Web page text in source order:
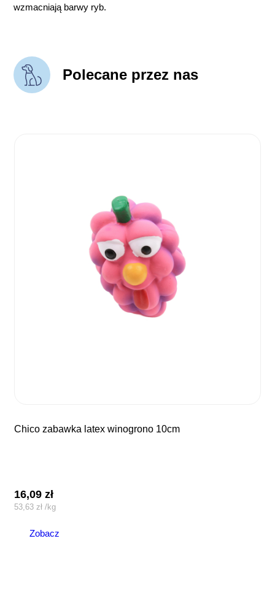
wzmacniają barwy ryb.
Polecane przez nas
chico zabawka latex winogrono 10cm
16,09zł
53,63 zł /kg
Zobacz